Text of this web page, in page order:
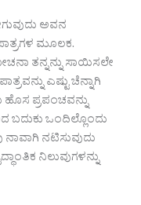
ಅವನ
ಮೂಲಕ.
ತನ್ನನ್ನು ಸಾಯಿಸಲೇ
ಎಷ್ಟು ಚೆನ್ನಾಗಿ
ಪ್ರಪಂಚವನ್ನು
ಬದುಕು ಒಂದಿಲ್ಲೊಂದು
ನಟಿಸುವುದು
ನಿಲುವುಗಳನ್ನು